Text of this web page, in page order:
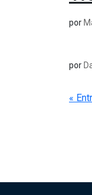
por
por
«